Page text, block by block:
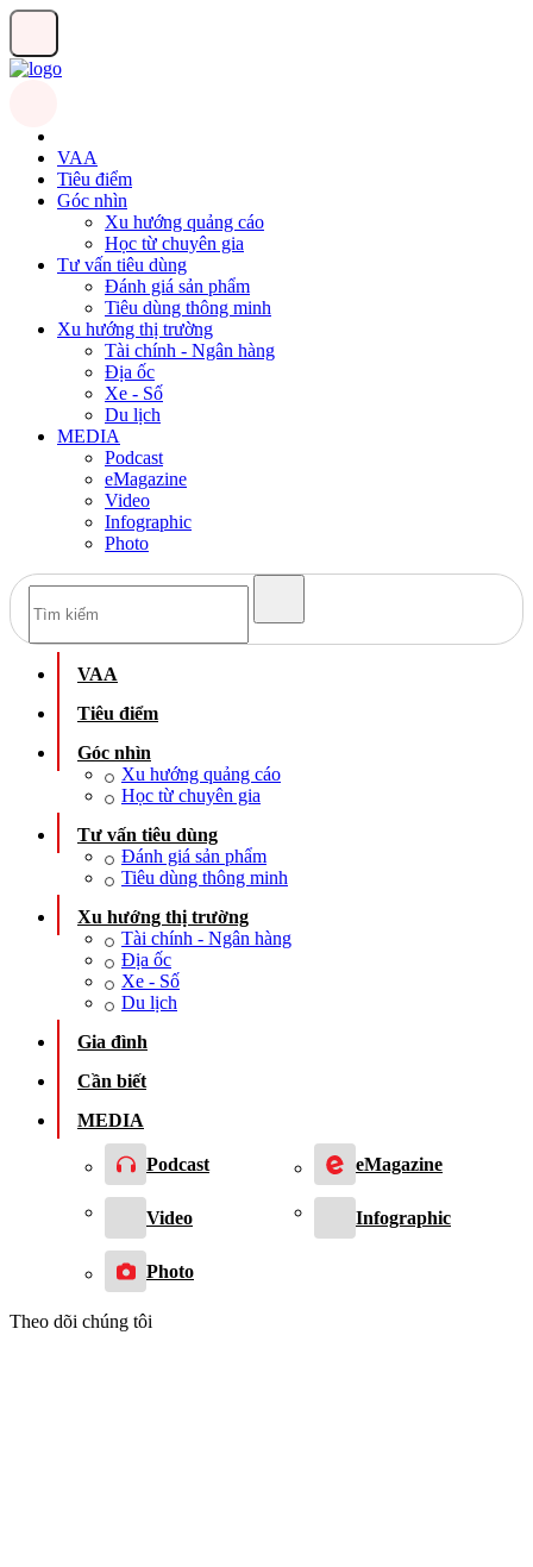
VAA
Tiêu điểm
Góc nhìn
Xu hướng quảng cáo
Học từ chuyên gia
Tư vấn tiêu dùng
Đánh giá sản phẩm
Tiêu dùng thông minh
Xu hướng thị trường
Tài chính - Ngân hàng
Địa ốc
Xe - Số
Du lịch
MEDIA
Podcast
eMagazine
Video
Infographic
Photo
VAA
Tiêu điểm
Góc nhìn
Xu hướng quảng cáo
Học từ chuyên gia
Tư vấn tiêu dùng
Đánh giá sản phẩm
Tiêu dùng thông minh
Xu hướng thị trường
Tài chính - Ngân hàng
Địa ốc
Xe - Số
Du lịch
Gia đình
Cần biết
MEDIA
Podcast eMagazine
Video Infographic
Photo
Theo dõi chúng tôi